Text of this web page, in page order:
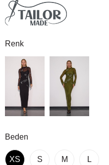
Renk
Beden
XS S M L